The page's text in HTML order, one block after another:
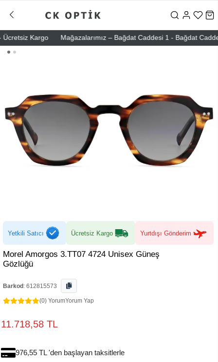
Kargo Mağazalarımız – Bağdat Caddesi 1 - Bağdat
Yetkili Satıcı Ücretsiz Kargo Yurtdışı Gönderim
Morel Amorgos 3.TT07 4724 Unisex Güneş
Gözlüğü
Barkod : 612815573
(0) YorumYorum Yap
11.718,58 TL
976,55 TL 'den başlayan taksitlerle